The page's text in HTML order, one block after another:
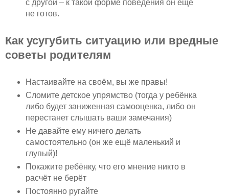
с другой – к такой форме поведения он ещё
не готов.
Как усугубить ситуацию или вредные
советы родителям
Настаивайте на своём, вы же правы!
Сломите детское упрямство (тогда у ребёнка
либо будет заниженная самооценка, либо он
перестанет слышать ваши замечания)
Не давайте ему ничего делать
самостоятельно (он же ещё маленький и
глупый)!
Покажите ребёнку, что его мнение никто в
расчёт не берёт
Постоянно ругайте